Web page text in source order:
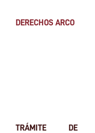
DERECHOS ARCO
TRÁMITE DE